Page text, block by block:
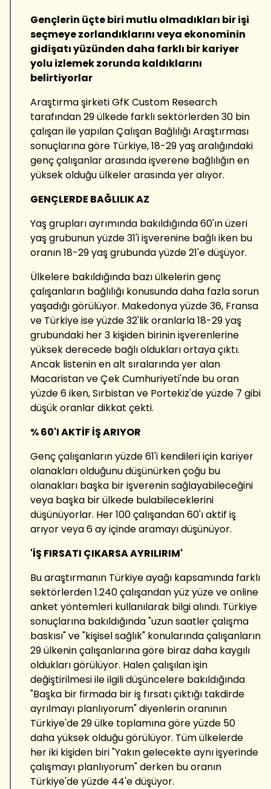
Gençlerin üçte biri mutlu olmadıkları bir işi
seçmeye zorlandıklarını veya ekonominin
gidişatı yüzünden daha farklı bir kariyer
yolu izlemek zorunda kaldıklarını
belirtiyorlar
Araştırma şirketi GfK Custom Research
tarafından 29 ülkede farklı sektörlerden 30 bin
çalışan ile yapılan Çalışan Bağlılığı Araştırması
sonuçlarına göre Türkiye, 18-29 yaş aralığındaki
genç çalışanlar arasında işverene bağlılığın en
yüksek olduğu ülkeler arasında yer alıyor.
GENÇLERDE BAĞLILIK AZ
Yaş grupları ayrımında bakıldığında 60'ın üzeri
yaş grubunun yüzde 31'i işverenine bağlı iken bu
oranın 18-29 yaş grubunda yüzde 21'e düşüyor.
Ülkelere bakıldığında bazı ülkelerin genç
çalışanların bağlılığı konusunda daha fazla sorun
yaşadığı görülüyor. Makedonya yüzde 36, Fransa
ve Türkiye ise yüzde 32'lik oranlarla 18-29 yaş
grubundaki her 3 kişiden birinin işverenlerine
yüksek derecede bağlı oldukları ortaya çıktı.
Ancak listenin en alt sıralarında yer alan
Macaristan ve Çek Cumhuriyeti'nde bu oran
yüzde 6 iken, Sırbistan ve Portekiz'de yüzde 7 gibi
düşük oranlar dikkat çekti.
% 60'I AKTİF İŞ ARIYOR
Genç çalışanların yüzde 61'i kendileri için kariyer
olanakları olduğunu düşünürken çoğu bu
olanakları başka bir işverenin sağlayabileceğini
veya başka bir ülkede bulabileceklerini
düşünüyorlar. Her 100 çalışandan 60'ı aktif iş
arıyor veya 6 ay içinde aramayı düşünüyor.
'İŞ FIRSATI ÇIKARSA AYRILIRIM'
Bu araştırmanın Türkiye ayağı kapsamında farklı
sektörlerden 1.240 çalışandan yüz yüze ve online
anket yöntemleri kullanılarak bilgi alındı. Türkiye
sonuçlarına bakıldığında "uzun saatler çalışma
baskısı" ve "kişisel sağlık" konularında çalışanların
29 ülkenin çalışanlarına göre biraz daha kaygılı
oldukları görülüyor. Halen çalışılan işin
değiştirilmesi ile ilgili düşüncelere bakıldığında
"Başka bir firmada bir iş fırsatı çıktığı takdirde
ayrılmayı planlıyorum" diyenlerin oranının
Türkiye'de 29 ülke toplamına göre yüzde 50
daha yüksek olduğu görülüyor. Tüm ülkelerde
her iki kişiden biri "Yakın gelecekte aynı işyerinde
çalışmayı planlıyorum" derken bu oranın
Türkiye'de yüzde 44'e düşüyor.